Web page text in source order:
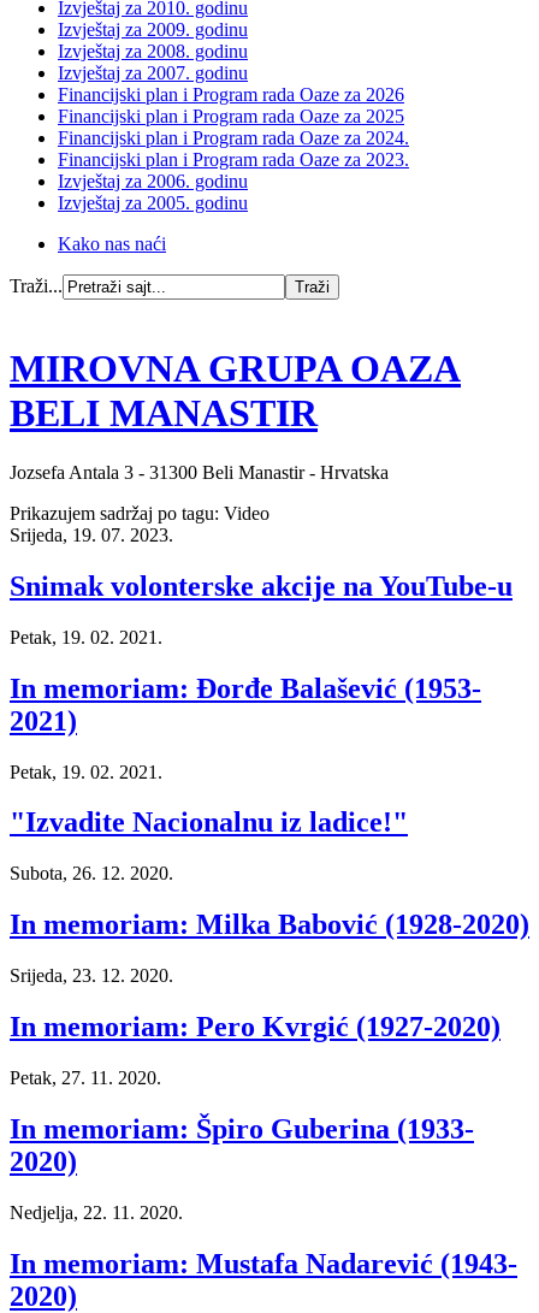
Izvještaj za 2010. godinu
Izvještaj za 2009. godinu
Izvještaj za 2008. godinu
Izvještaj za 2007. godinu
Financijski plan i Program rada Oaze za 2026
Financijski plan i Program rada Oaze za 2025
Financijski plan i Program rada Oaze za 2024.
Financijski plan i Program rada Oaze za 2023.
Izvještaj za 2006. godinu
Izvještaj za 2005. godinu
Kako nas naći
Traži...
MIROVNA GRUPA OAZA
BELI MANASTIR
Jozsefa Antala 3 - 31300 Beli Manastir - Hrvatska
Prikazujem sadržaj po tagu: Video
Srijeda, 19. 07. 2023.
Snimak volonterske akcije na YouTube-u
Petak, 19. 02. 2021.
In memoriam: Đorđe Balašević (1953-
2021)
Petak, 19. 02. 2021.
"Izvadite Nacionalnu iz ladice!"
Subota, 26. 12. 2020.
In memoriam: Milka Babović (1928-2020)
Srijeda, 23. 12. 2020.
In memoriam: Pero Kvrgić (1927-2020)
Petak, 27. 11. 2020.
In memoriam: Špiro Guberina (1933-
2020)
Nedjelja, 22. 11. 2020.
In memoriam: Mustafa Nadarević (1943-
2020)